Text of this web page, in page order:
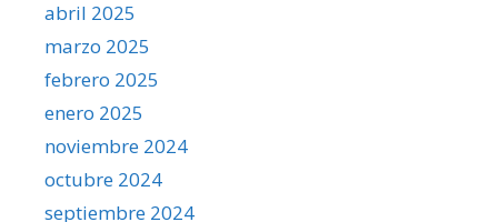
abril 2025
marzo 2025
febrero 2025
enero 2025
noviembre 2024
octubre 2024
septiembre 2024